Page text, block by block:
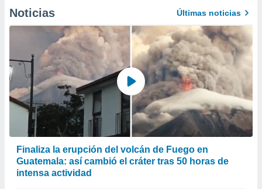
Noticias Últimas noticias
Finaliza la erupción del volcán de Fuego en
Guatemala: así cambió el cráter tras 50 horas de
intensa actividad